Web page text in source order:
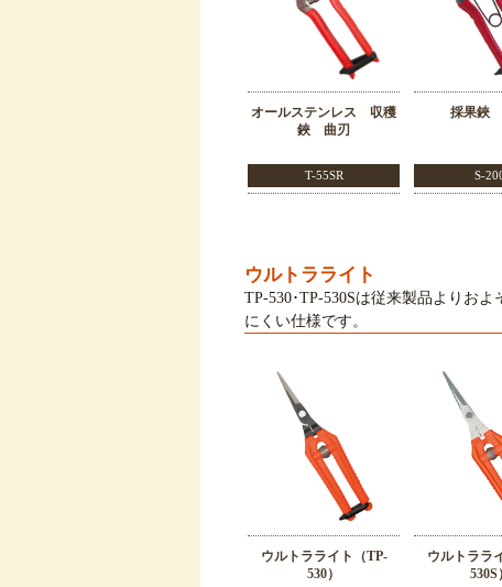
オールステンレス 収穫
鋏 曲刃
T-55SR
採果鋏
S-
ウルトラライト
TP-530･TP-530Sは従来製品よりお
にくい仕様です。
ウルトラライト（TP-
530）
ウルトララ
530S）